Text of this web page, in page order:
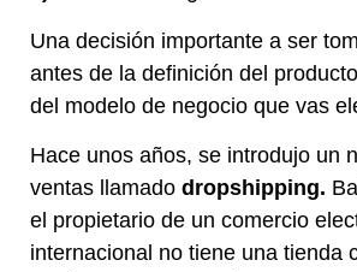
Una decisión importante a ser
antes de la definición del
del modelo de negocio que vas
Hace unos años, se introdujo un
ventas llamado dropshipping.
el propietario de un comercio
internacional no tiene una tienda